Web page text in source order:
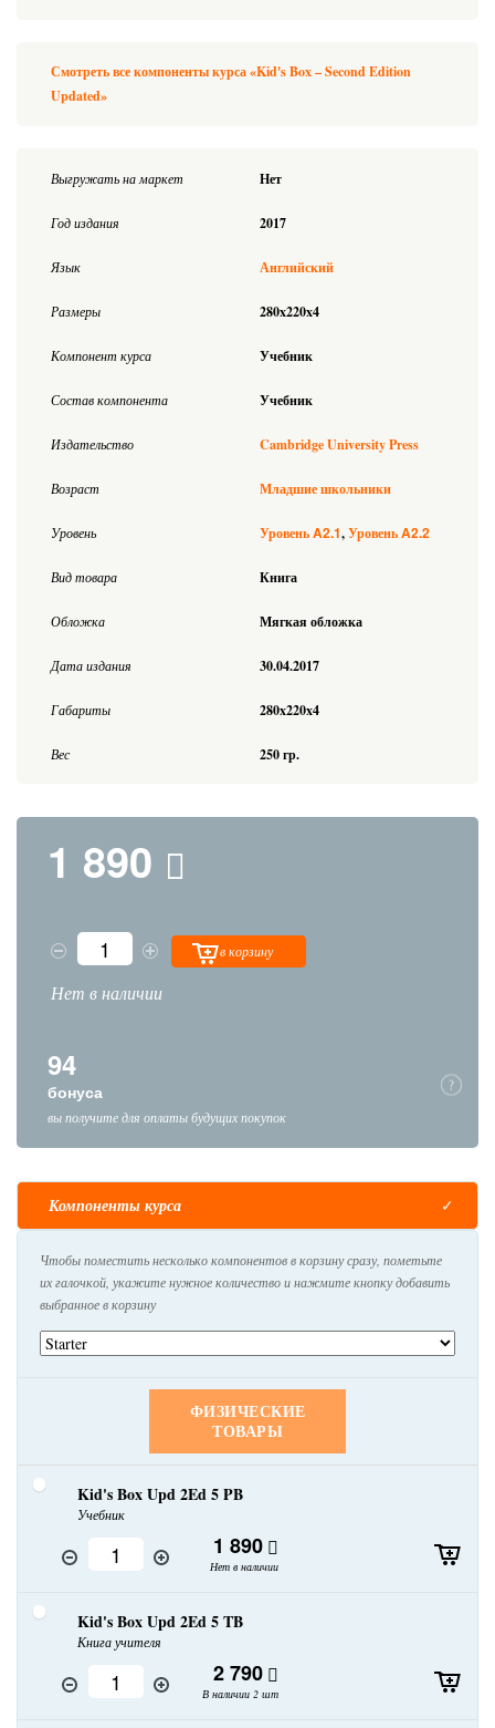
Смотреть все компоненты курса «Kid's Box – Second Edition
Updated»
Выгружать на маркет Нет
Год издания 2017
Язык Английский
Размеры 280x220x4
Компонент курса Учебник
Состав компонента Учебник
Издательство Cambridge University Press
Возраст Младшие школьники
Уровень УровеньA2.1 УровеньA2.2
Вид товара Книга
Обложка Мягкая обложка
Дата издания 30.04.2017
Габариты 280x220x4
Вес 250 гр.
1 890
в корзину
Нет в наличии
94
бонуса
вы получите для оплаты будущих покупок
Компоненты курса
Чтобы поместить несколько компонентов в корзину сразу, пометьте
их галочкой, укажите нужное количество и нажмите кнопку добавить
выбранное в корзину
ФИЗИЧЕСКИЕ
ТОВАРЫ
Kid's Box Upd 2Ed 5 PB
Учебник
1 890
Нет в наличии
Kid's Box Upd 2Ed 5 TB
Книга учителя
2 790
В наличии 2 шт